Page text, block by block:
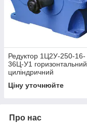
Редуктор 1Ц2У-250-16-
36Ц-У1 горизонтальний
циліндричний
Ціну уточнюйте
Про нас